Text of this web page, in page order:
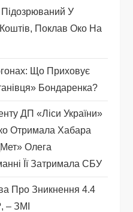
Підозрюваний У
Поклав Око На
Що Приховує
Бондаренка?
ДП «Ліси України»
Отримала Хабара
Олега
Її Затримала СБУ
Про Зникнення 4.4
ЗМІ